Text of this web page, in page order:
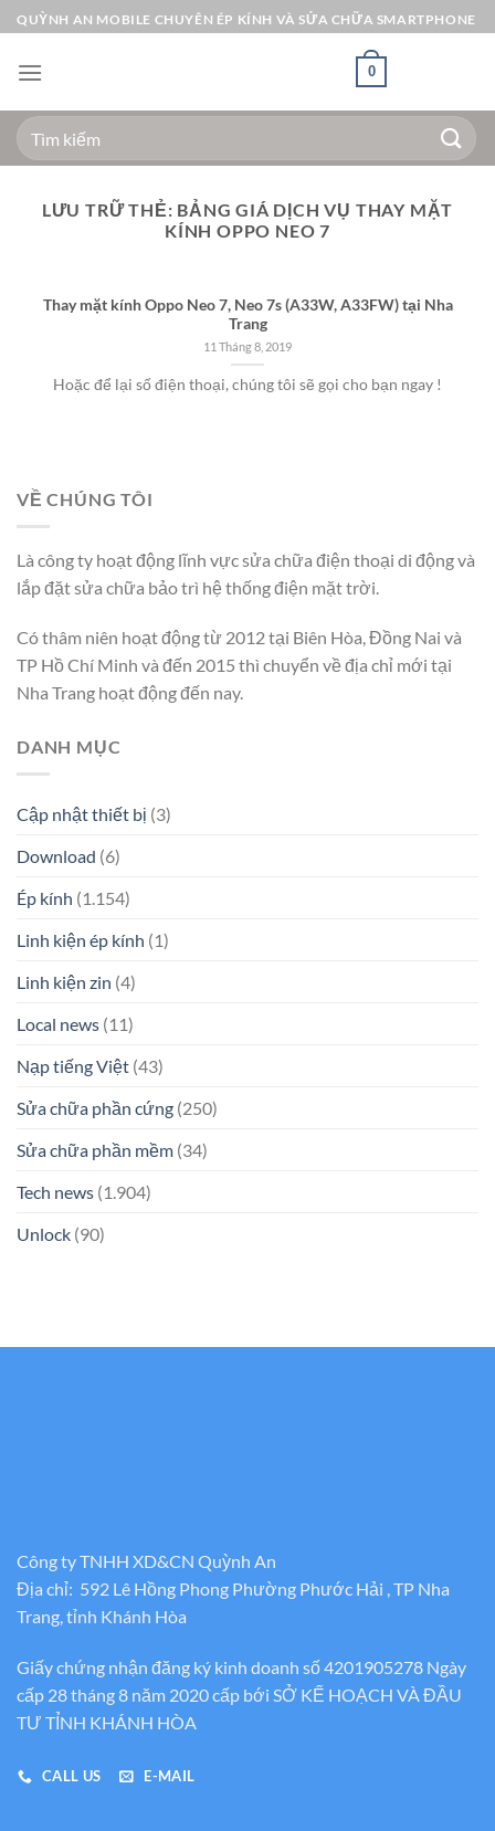
Bỏ
qua
nội
QUỲNH AN MOBILE CHUYÊN ÉP KÍNH VÀ SỬA CHỮA SMARTPHONE
0
Tìm
kiếm:
LƯU TRỮ THẺ: BẢNG GIÁ DỊCH VỤ THAY MẶT
KÍNH OPPO NEO 7
Thay mặt kính Oppo Neo 7, Neo 7s (A33W, A33FW) tại Nha
Trang
11 Tháng 8, 2019
Hoặc để lại số điện thoại, chúng tôi sẽ gọi cho bạn ngay !
VỀ CHÚNG TÔI
Là công ty hoạt động lĩnh vực sửa chữa điện thoại di động và
lắp đặt sửa chữa bảo trì hệ thống điện mặt trời.
Có thâm niên hoạt động từ 2012 tại Biên Hòa, Đồng Nai và
TP Hồ Chí Minh và đến 2015 thì chuyển về địa chỉ mới tại
Nha Trang hoạt động đến nay.
DANH MỤC
Cập nhật thiết bị (3)
Download (6)
Ép kính (1.154)
Linh kiện ép kính (1)
Linh kiện zin (4)
Local news (11)
Nạp tiếng Việt (43)
Sửa chữa phần cứng (250)
Sửa chữa phần mềm (34)
Tech news (1.904)
Unlock (90)
Công ty TNHH XD&CN Quỳnh An
Địa chỉ: 592 Lê Hồng Phong Phường Phước Hải , TP Nha
Trang, tỉnh Khánh Hòa
Giấy chứng nhận đăng ký kinh doanh số 4201905278 Ngày
cấp 28 tháng 8 năm 2020 cấp bới SỞ KẾ HOẠCH VÀ ĐẦU
TƯ TỈNH KHÁNH HÒA
CALL US E-MAIL